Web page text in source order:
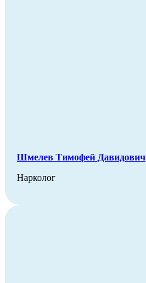
Шмелев Тимофей Давидович
Нарколог